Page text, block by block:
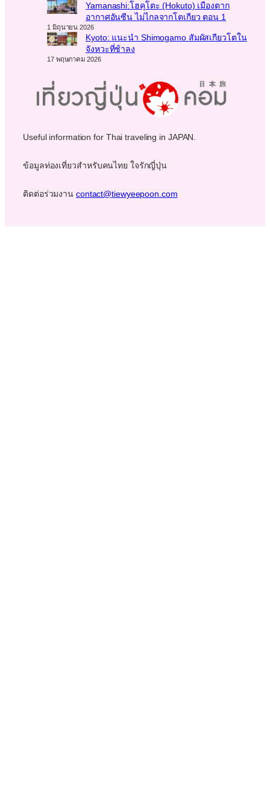
Yamanashi:โฮคุโตะ (Hokuto) เมืองตาก
อากาศอันซีน ไม่ไกลจากโตเกียว ตอน 1
1 มิถุนายน 2026
Kyoto: แนะนำ Shimogamo สัมผัสเกียวโตใน
จังหวะที่ช้าลง
17 พฤษภาคม 2026
Useful information for Thai traveling in JAPAN.
ข้อมูลท่องเที่ยวสำหรับคนไทย ใจรักญี่ปุ่น
ติดต่อร่วมงาน contact@tiewyeepoon.com